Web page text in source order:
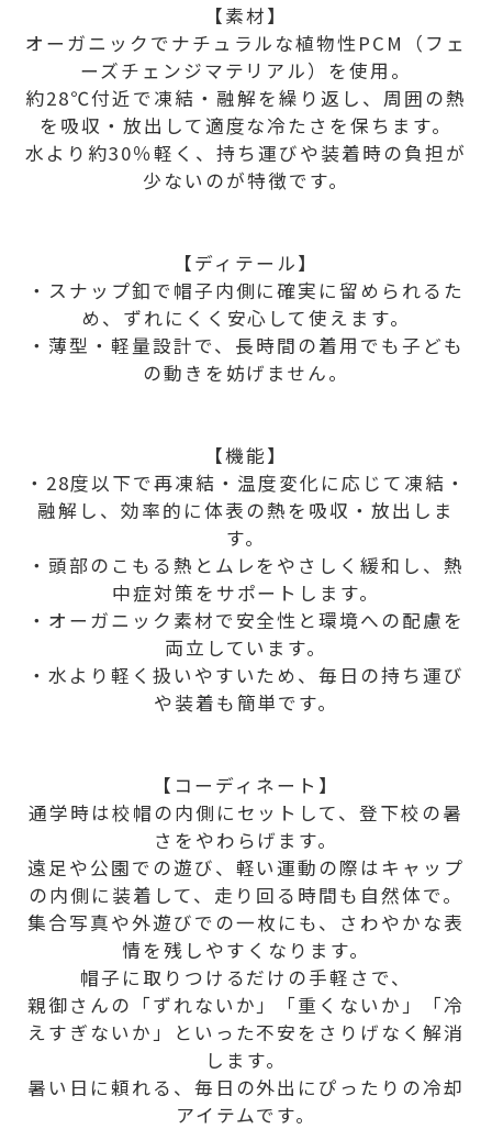
【素材】
オーガニックでナチュラルな植物性PCM（フェ
ーズチェンジマテリアル）を使用。
約28℃付近で凍結・融解を繰り返し、周囲の熱
を吸収・放出して適度な冷たさを保ちます。
水より約30％軽く、持ち運びや装着時の負担が
少ないのが特徴です。
【ディテール】
・スナップ釦で帽子内側に確実に留められるた
め、ずれにくく安心して使えます。
・薄型・軽量設計で、長時間の着用でも子ども
の動きを妨げません。
【機能】
・28度以下で再凍結・温度変化に応じて凍結・
融解し、効率的に体表の熱を吸収・放出しま
す。
・頭部のこもる熱とムレをやさしく緩和し、熱
中症対策をサポートします。
・オーガニック素材で安全性と環境への配慮を
両立しています。
・水より軽く扱いやすいため、毎日の持ち運び
や装着も簡単です。
【コーディネート】
通学時は校帽の内側にセットして、登下校の暑
さをやわらげます。
遠足や公園での遊び、軽い運動の際はキャップ
の内側に装着して、走り回る時間も自然体で。
集合写真や外遊びでの一枚にも、さわやかな表
情を残しやすくなります。
帽子に取りつけるだけの手軽さで、
親御さんの「ずれないか」「重くないか」「冷
えすぎないか」といった不安をさりげなく解消
します。
暑い日に頼れる、毎日の外出にぴったりの冷却
アイテムです。